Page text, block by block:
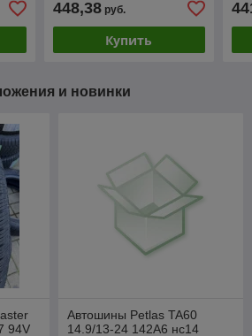
448,38руб.
Купить
и новинки
94V
Автошины Petlas TA60
14.9/13-24 142A6 нс14